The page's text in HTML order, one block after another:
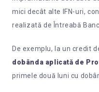
mici decât alte IFN-uri,
realizată de Întreabă
De exemplu, la un credit
dobânda aplicată de
primele două luni cu